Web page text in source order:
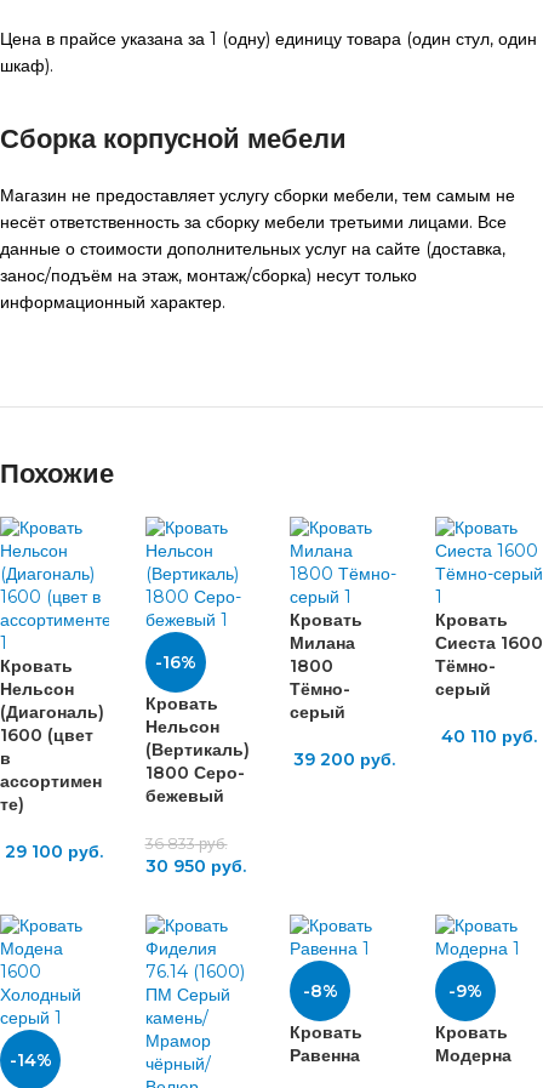
Цена в прайсе указана за 1 (одну) единицу товара (один стул, один
шкаф).
Сборка корпусной мебели
Магазин не предоставляет услугу сборки мебели, тем самым не
несёт ответственность за сборку мебели третьими лицами. Все
данные о стоимости дополнительных услуг на сайте (доставка,
занос/подъём на этаж, монтаж/сборка) несут только
информационный характер.
Похожие
Кровать
Нельсон
(Диагональ)
1600 (цвет
в
ассортимен
те)
29 100 руб.
-16%
Кровать
Нельсон
(Вертикаль)
1800 Серо-
бежевый
36 833руб.
30 950 руб.
Кровать
Милана
1800
Тёмно-
серый
39 200 руб.
Кровать
Сиеста 1600
Тёмно-
серый
40 110 руб.
-14%
-8%
Кровать
Равенна
-9%
Кровать
Модерна